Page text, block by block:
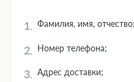
Фамилия, имя, отчество;
Номер телефона;
Адрес доставки;